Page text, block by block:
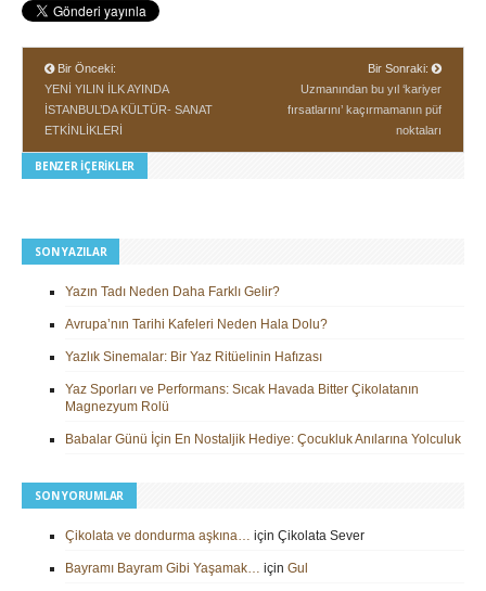
Bir Önceki:
YENİ YILIN İLK AYINDA
İSTANBUL’DA KÜLTÜR- SANAT
ETKİNLİKLERİ
Bir Sonraki:
Uzmanından bu yıl ‘kariyer
fırsatlarını’ kaçırmamanın püf
noktaları
BENZER İÇERIKLER
SON YAZILAR
Yazın Tadı Neden Daha Farklı Gelir?
Avrupa’nın Tarihi Kafeleri Neden Hala Dolu?
Yazlık Sinemalar: Bir Yaz Ritüelinin Hafızası
Yaz Sporları ve Performans: Sıcak Havada Bitter Çikolatanın
Magnezyum Rolü
Babalar Günü İçin En Nostaljik Hediye: Çocukluk Anılarına Yolculuk
SON YORUMLAR
Çikolata ve dondurma aşkına… için Çikolata Sever
Bayramı Bayram Gibi Yaşamak… için Gul